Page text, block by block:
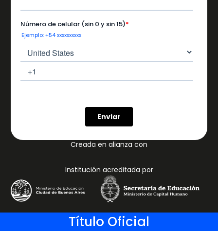
Creada en alianza con
Institución acreditada por
Título Oficial